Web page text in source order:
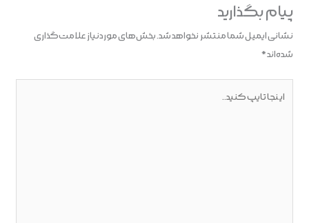
پیام بگذارید
نشانی ایمیل شما منتشر نخواهد شد.بخش‌های موردنیاز علامت‌گذاری
شده‌اند*